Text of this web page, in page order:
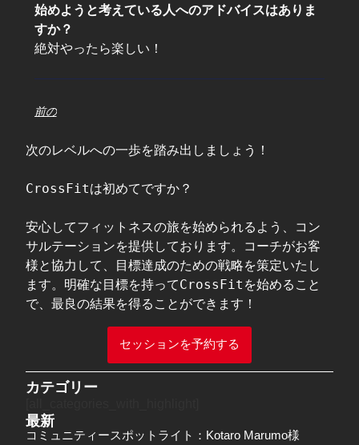
始めようと考えている人へのアドバイスはありま
すか？
絶対やったら楽しい！
前の
次のレベルへの一歩を踏み出しましょう！
CrossFitは初めてですか？
安心してフィットネスの旅を始められるよう、コン
サルテーションを提供しております。コーチがお客
様と協力して、目標達成のための戦略を策定いたし
ます。明確な目標を持ってCrossFitを始めること
で、最良の結果を得ることができます！
セッションを予約する
カテゴリー
最新
コミュニティースポットライト：Kotaro Marumo様